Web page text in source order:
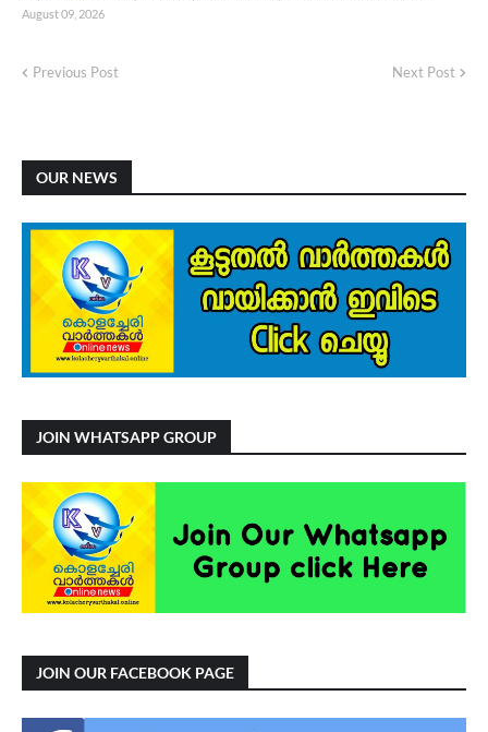
August 09, 2026
Previous Post Next Post
OUR NEWS
JOIN WHATSAPP GROUP
JOIN OUR FACEBOOK PAGE